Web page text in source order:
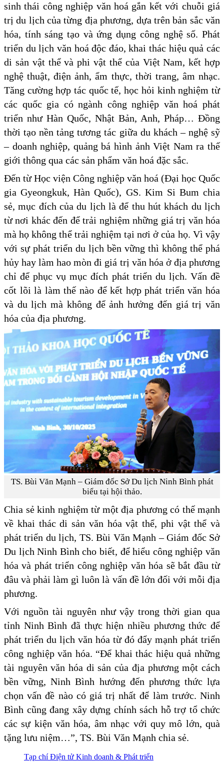
sinh thái công nghiệp văn hoá gắn kết với chuỗi giá
trị du lịch của từng địa phương, dựa trên bản sắc văn
hóa, tính sáng tạo và ứng dụng công nghệ số. Phát
triển du lịch văn hoá độc đáo, khai thác hiệu quả các
di sản vật thể và phi vật thể của Việt Nam, kết hợp
nghệ thuật, điện ảnh, ẩm thực, thời trang, âm nhạc.
Tăng cường hợp tác quốc tế, học hỏi kinh nghiệm từ
các quốc gia có ngành công nghiệp văn hoá phát
triển như Hàn Quốc, Nhật Bản, Anh, Pháp… Đồng
thời tạo nền tảng tương tác giữa du khách – nghệ sỹ
– doanh nghiệp, quảng bá hình ảnh Việt Nam ra thế
giới thông qua các sản phẩm văn hoá đặc sắc.
Đến từ Học viện Công nghiệp văn hoá (Đại học Quốc
gia Gyeongkuk, Hàn Quốc), GS. Kim Si Bum chia
sẻ, mục đích của du lịch là để thu hút khách du lịch
từ nơi khác đến để trải nghiệm những giá trị văn hóa
mà họ không thể trải nghiệm tại nơi ở của họ. Vì vậy
với sự phát triển du lịch bền vững thì không thể phá
hủy hay làm hao mòn đi giá trị văn hóa ở địa phương
chỉ để phục vụ mục đích phát triển du lịch. Vấn đề
cốt lõi là làm thế nào để kết hợp phát triển văn hóa
và du lịch mà không để ảnh hưởng đến giá trị văn
hóa của địa phương.
TS. Bùi Văn Mạnh – Giám đốc Sở Du lịch Ninh Bình phát
biểu tại hội thảo.
Chia sẻ kinh nghiệm từ một địa phương có thế mạnh
về khai thác di sản văn hóa vật thể, phi vật thể và
phát triển du lịch, TS. Bùi Văn Mạnh – Giám đốc Sở
Du lịch Ninh Bình cho biết, để hiểu công nghiệp văn
hóa và phát triển công nghiệp văn hóa sẽ bắt đầu từ
đâu và phải làm gì luôn là vấn đề lớn đối với mỗi địa
phương.
Với nguồn tài nguyên như vậy trong thời gian qua
tỉnh Ninh Bình đã thực hiện nhiều phương thức để
phát triển du lịch văn hóa từ đó đẩy mạnh phát triển
công nghiệp văn hóa. “Để khai thác hiệu quả những
tài nguyên văn hóa di sản của địa phương một cách
bền vững, Ninh Bình hướng đến phương thức lựa
chọn vấn đề nào có giá trị nhất để làm trước. Ninh
Bình cũng đang xây dựng chính sách hỗ trợ tổ chức
các sự kiện văn hóa, âm nhạc với quy mô lớn, quà
tặng lưu niệm…”, TS. Bùi Văn Mạnh chia sẻ.
Tạp chí Điện tử Kinh doanh & Phát triển